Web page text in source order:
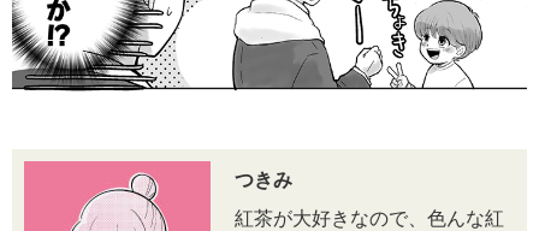
つきみ
紅茶が大好きなので、色んな紅